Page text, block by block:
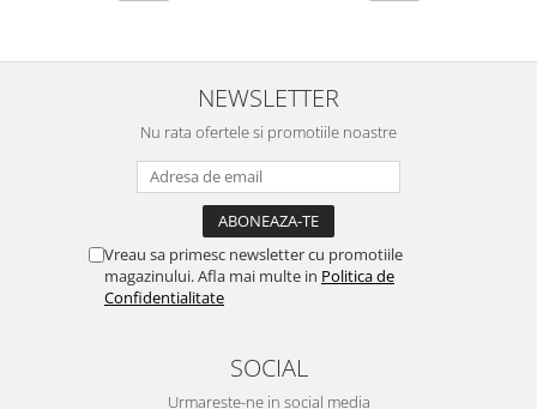
NEWSLETTER
Nu rata ofertele si promotiile noastre
Vreau sa primesc newsletter cu promotiile
magazinului. Afla mai multe in Politica de
Confidentialitate
SOCIAL
Urmareste-ne in social media